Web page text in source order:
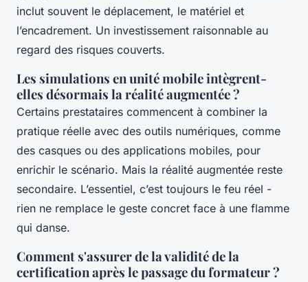
inclut souvent le déplacement, le matériel et
l’encadrement. Un investissement raisonnable au
regard des risques couverts.
Les simulations en unité mobile intègrent-
elles désormais la réalité augmentée ?
Certains prestataires commencent à combiner la
pratique réelle avec des outils numériques, comme
des casques ou des applications mobiles, pour
enrichir le scénario. Mais la réalité augmentée reste
secondaire. L’essentiel, c’est toujours le feu réel -
rien ne remplace le geste concret face à une flamme
qui danse.
Comment s'assurer de la validité de la
certification après le passage du formateur ?